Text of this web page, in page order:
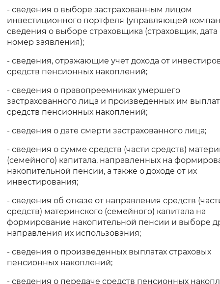
- сведения о выборе застрахованным лицом
инвестиционного портфеля (управляющей
сведения о выборе страховщика (страховщик, дата
номер заявления);
- сведения, отражающие учет дохода от
средств пенсионных накоплений;
- сведения о правопреемниках умершего
застрахованного лица и произведенных им
средств пенсионных накоплений;
- сведения о дате смерти застрахованного лица;
- сведения о сумме средств (части средств)
(семейного) капитала, направленных на
накопительной пенсии, а также о доходе от их
инвестирования;
- сведения об отказе от направления средств
средств) материнского (семейного) капитала на
формирование накопительной пенсии и выборе
направления их использования;
- сведения о произведенных выплатах страховых
пенсионных накоплений;
- сведения о передаче средств пенсионных